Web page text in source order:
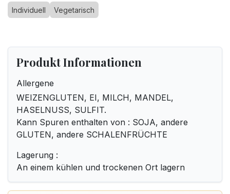
Individuell Vegetarisch
Produkt Informationen
Allergene
WEIZENGLUTEN, EI, MILCH, MANDEL,
HASELNUSS, SULFIT.
Kann Spuren enthalten von : SOJA, andere
GLUTEN, andere SCHALENFRÜCHTE
Lagerung :
An einem kühlen und trockenen Ort lagern